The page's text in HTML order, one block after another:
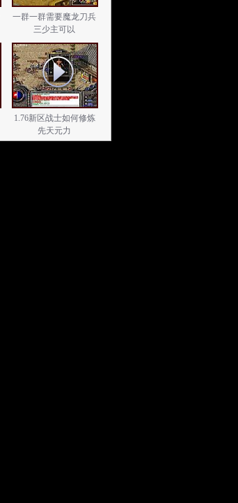
一群一群需要魔龙刀兵
三少主可以
1.76新区战士如何修炼
先天元力